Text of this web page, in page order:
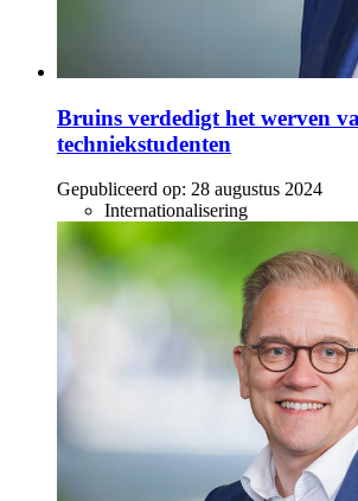
Bruins verdedigt het werven
techniekstudenten
Gepubliceerd op: 28 augustus 2024
Internationalisering